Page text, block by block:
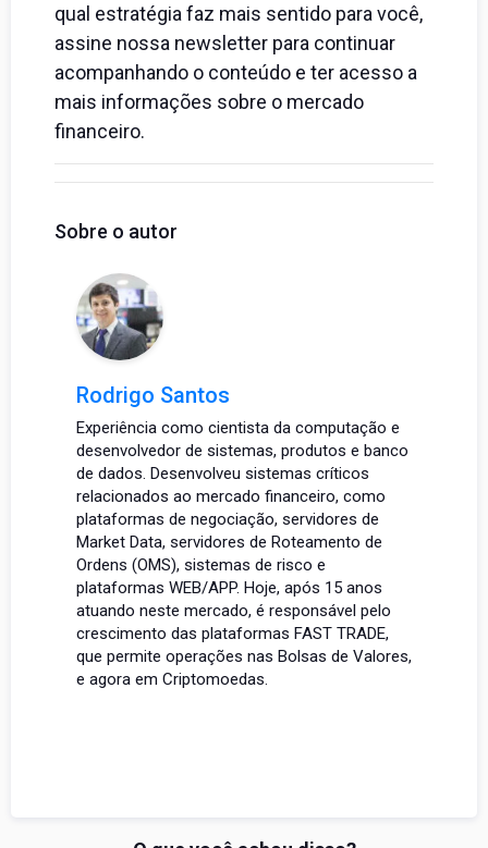
qual estratégia faz mais sentido para você,
assine nossa newsletter para continuar
acompanhando o conteúdo e ter acesso a
mais informações sobre o mercado
financeiro.
Sobre o autor
Rodrigo Santos
Experiência como cientista da computação e
desenvolvedor de sistemas, produtos e banco
de dados. Desenvolveu sistemas críticos
relacionados ao mercado financeiro, como
plataformas de negociação, servidores de
Market Data, servidores de Roteamento de
Ordens (OMS), sistemas de risco e
plataformas WEB/APP. Hoje, após 15 anos
atuando neste mercado, é responsável pelo
crescimento das plataformas FAST TRADE,
que permite operações nas Bolsas de Valores,
e agora em Criptomoedas.